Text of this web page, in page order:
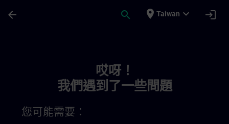
arrow_back search place Taiwan expand_more login
哎呀！
我們遇到了一些問題
您可能需要：